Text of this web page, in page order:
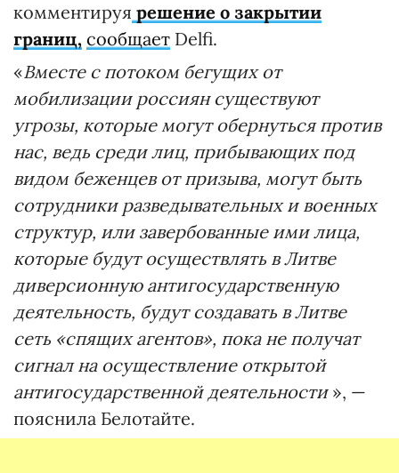
комментируя решение о закрытии
границ, сообщает Delfi.
«Вместе с потоком бегущих от
мобилизации россиян существуют
угрозы, которые могут обернуться против
нас, ведь среди лиц, прибывающих под
видом беженцев от призыва, могут быть
сотрудники разведывательных и военных
структур, или завербованные ими лица,
которые будут осуществлять в Литве
диверсионную антигосударственную
деятельность, будут создавать в Литве
сеть «спящих агентов», пока не получат
сигнал на осуществление открытой
антигосударственной деятельности», —
пояснила Белотайте.